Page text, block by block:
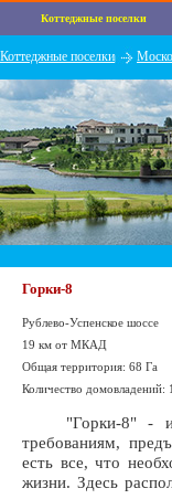
Коттеджные поселки
Коттеджные поселки
Горки-8
Рублево-Успенское шоссе
19 км от МКАД
Общая территория: 68 Га
Количество домовладений:
"Горки-8" -
требованиям,
есть все, что
жизни. Здесь